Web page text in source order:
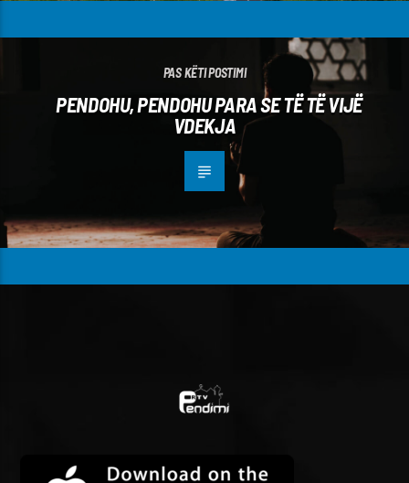
PAS KËTI POSTIMI
PENDOHU, PENDOHU PARA SE TË TË VIJË
VDEKJA